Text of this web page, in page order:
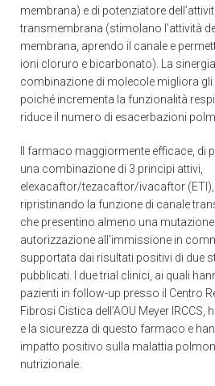
membrana) e di potenziatore
transmembrana (stimolano l’attività
membrana, aprendo il canale e
ioni cloruro e bicarbonato). La
combinazione di molecole migliora gli
poiché incrementa la funzionalità
riduce il numero di esacerbazioni
Il farmaco maggiormente efficace, di
una combinazione di 3 principi attivi,
elexacaftor/tezacaftor/ivacaftor
ripristinando la funzione di canale
che presentino almeno una mutazione
autorizzazione all’immissione in
supportata dai risultati positivi di due
pubblicati. I due trial clinici, ai quali
pazienti in follow-up presso il Centro
Fibrosi Cistica dell’AOU Meyer IRCCS,
e la sicurezza di questo farmaco e
impatto positivo sulla malattia
nutrizionale.